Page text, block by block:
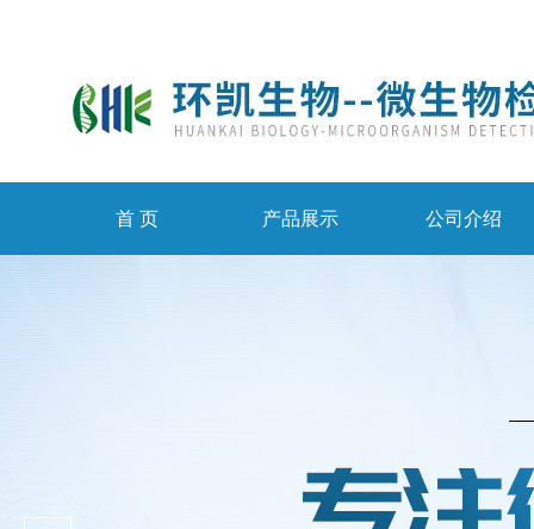
首 页 产品展示 公司介绍